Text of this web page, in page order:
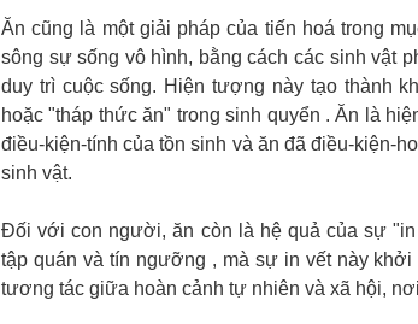
Ăn cũng là một giải pháp của tiến hoá trong
sông sự sống vô hình, bằng cách các sinh vật
duy trì cuộc sống. Hiện tượng này tạo thành
hoặc "tháp thức ăn" trong sinh quyển . Ăn là
điều-kiện-tính của tồn sinh và ăn đã điều-kiện-
sinh vật.
Đối với con người, ăn còn là hệ quả của sự "in
tập quán và tín ngưỡng , mà sự in vết này
tương tác giữa hoàn cảnh tự nhiên và xã hội,